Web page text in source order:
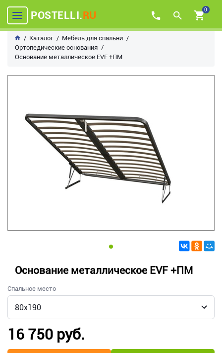
POSTELLI.RU 0
Каталог
Мебель для спальни
Ортопедические основания
Основание металлическое EVF +ПМ
Основание металлическое EVF +ПМ
Спальное место
16 750 руб.